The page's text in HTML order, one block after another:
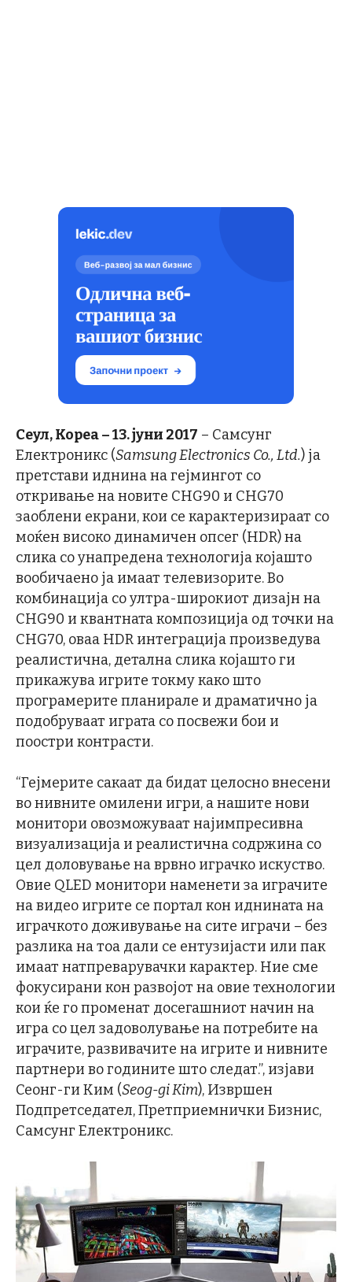
Сеул, Кореа – 13. јуни 2017 – Самсунг
Електроникс (Samsung Electronics Co., Ltd.) ја
претстави иднина на гејмингот со
откривање на новите CHG90 и CHG70
заоблени екрани, кои се карактеризираат со
моќен високо динамичен опсег (HDR) на
слика со унапредена технологија којашто
вообичаено ја имаат телевизорите. Во
комбинација со ултра-широкиот дизајн на
CHG90 и квантната композиција од точки на
CHG70, оваа HDR интеграција произведува
реалистична, детална слика којашто ги
прикажува игрите токму како што
програмерите планирале и драматично ја
подобруваат играта со посвежи бои и
поостри контрасти.
“Гејмерите сакаат да бидат целосно внесени
во нивните омилени игри, а нашите нови
монитори овозможуваат најимпресивна
визуализација и реалистична содржина со
цел доловување на врвно играчко искуство.
Овие QLED монитори наменети за играчите
на видео игрите се портал кон иднината на
играчкото доживување на сите играчи – без
разлика на тоа дали се ентузијасти или пак
имаат натпреварувачки карактер. Ние сме
фокусирани кон развојот на овие технологии
кои ќе го променат досегашниот начин на
игра со цел задоволување на потребите на
играчите, развивачите на игрите и нивните
партнери во годините што следат.”, изјави
Сеонг-ги Ким (Seog-gi Kim), Извршен
Подпретседател, Претприемнички Бизнис,
Самсунг Електроникс.